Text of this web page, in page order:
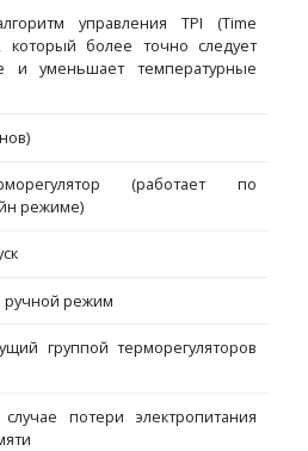
управления TPI (Time
который более точно следует
и уменьшает температурные
(работает по
режиме)
режим
группой терморегуляторов
потери электропитания